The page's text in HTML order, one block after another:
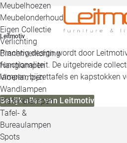
Meubelhoezen
Meubelonderhoud
Eigen Collectie
Verlichting
Binnenverlichting
Hanglampen
Vloerlampen
Wandlampen
Plafondlampen
Tafel- &
Bureaulampen
Spots
Leitmotiv
Prachtig design wordt door
functionaliteit. De uitgebreide
lampen, bijzettafels en kapstokken
Bekijk alles van Leitmotiv